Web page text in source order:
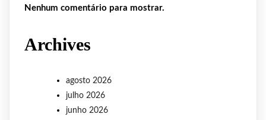
Nenhum comentário para mostrar.
Archives
agosto 2026
julho 2026
junho 2026